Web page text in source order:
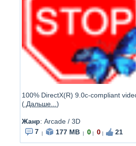
100% DirectX(R) 9.0c-compliant
( Дальше... )
Жанр: Arcade / 3D
7
177 MB 0 0 21